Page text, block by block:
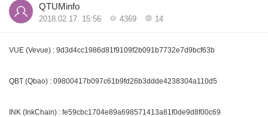
QTUMinfo
2018.02.17. 15:56 4369 14
VUE (Vevue) : 9d3d4cc1986d81f9109f2b091b7732e7d9bcf63b
QBT (Qbao) : 09800417b097c61b9fd26b3ddde4238304a110d5
INK (InkChain) : fe59cbc1704e89a698571413a81f0de9d8f00c69